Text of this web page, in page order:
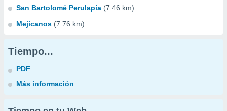
San Bartolomé Perulapía (7.46 km)
Mejicanos (7.76 km)
Tiempo...
PDF
Más información